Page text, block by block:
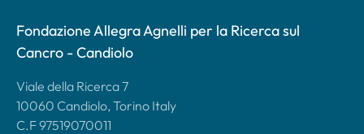
Fondazione Allegra Agnelli per la Ricerca sul
Cancro - Candiolo
Viale della Ricerca 7
10060 Candiolo, Torino Italy
C.F 97519070011